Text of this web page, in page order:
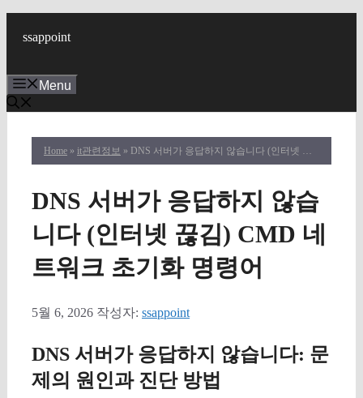
건
너
ssappoint
Menu
Home » it관련정보 » DNS 서버가 응답하지 않습니다 (인터넷 끊김) CMD 네트워크 초기화 명령어
DNS 서버가 응답하지 않습
니다 (인터넷 끊김) CMD 네
트워크 초기화 명령어
5월 6, 2026 작성자: ssappoint
DNS 서버가 응답하지 않습니다: 문
제의 원인과 진단 방법